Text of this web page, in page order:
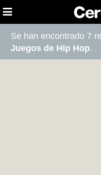
Se han encontrado 7
Juegos de Hip Hop.